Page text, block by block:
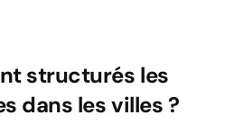
structurés les
dans les villes ?